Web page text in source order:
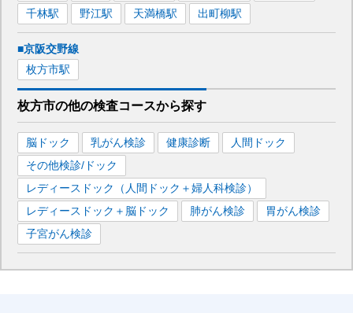
千林駅 野江駅 天満橋駅 出町柳駅
■京阪交野線
枚方市駅
枚方市の他の検査コースから探す
脳ドック 乳がん検診 健康診断
人間ドック
その他検診/ドック
レディースドック（人間ドック＋婦人科検診）
レディースドック＋脳ドック
肺がん検診
胃がん検診
子宮がん検診